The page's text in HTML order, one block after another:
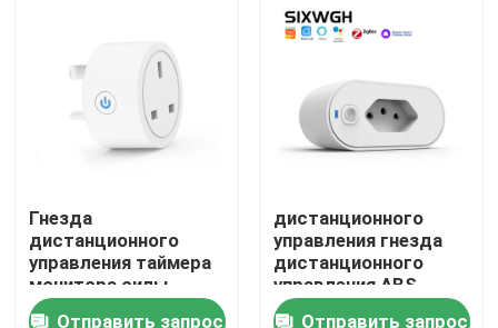
Продукты
О нас
Гнезда
дистанционного
управления таймера
монитора силы
дистанционного
Отправить запрос
дистанционного
управления гнезда
дистанционного
управления ABS
2200W выход
Отправить запрос